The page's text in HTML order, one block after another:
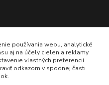
používania webu, analytické
aj na účely cielenia reklamy
vlastných preferencií
odkazom v spodnej časti